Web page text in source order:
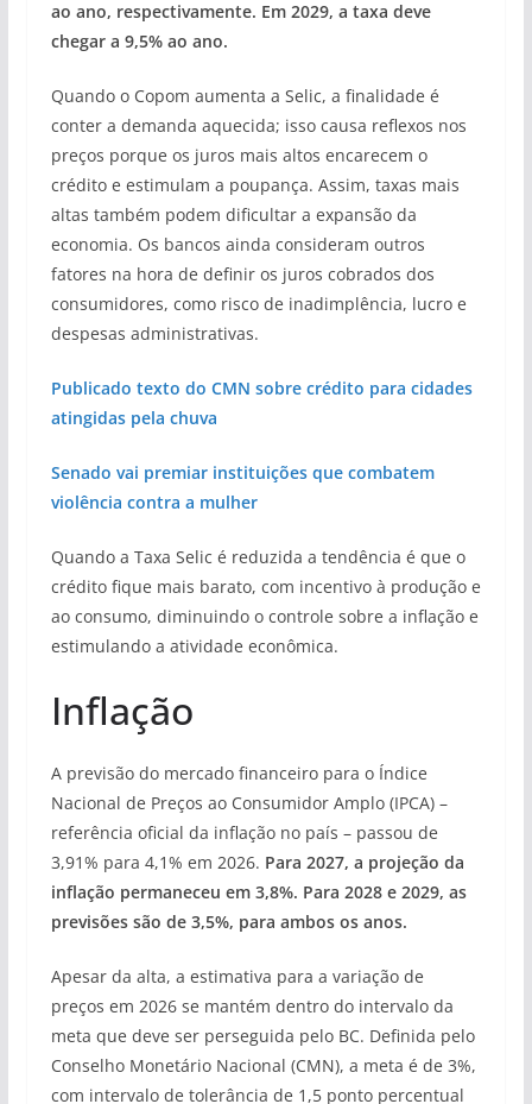
ao ano, respectivamente. Em 2029, a taxa deve
chegar a 9,5% ao ano.
Quando o Copom aumenta a Selic, a finalidade é
conter a demanda aquecida; isso causa reflexos nos
preços porque os juros mais altos encarecem o
crédito e estimulam a poupança. Assim, taxas mais
altas também podem dificultar a expansão da
economia. Os bancos ainda consideram outros
fatores na hora de definir os juros cobrados dos
consumidores, como risco de inadimplência, lucro e
despesas administrativas.
Publicado texto do CMN sobre crédito para cidades
atingidas pela chuva
Senado vai premiar instituições que combatem
violência contra a mulher
Quando a Taxa Selic é reduzida a tendência é que o
crédito fique mais barato, com incentivo à produção e
ao consumo, diminuindo o controle sobre a inflação e
estimulando a atividade econômica.
Inflação
A previsão do mercado financeiro para o Índice
Nacional de Preços ao Consumidor Amplo (IPCA) –
referência oficial da inflação no país – passou de
3,91% para 4,1% em 2026. Para 2027, a projeção da
inflação permaneceu em 3,8%. Para 2028 e 2029, as
previsões são de 3,5%, para ambos os anos.
Apesar da alta, a estimativa para a variação de
preços em 2026 se mantém dentro do intervalo da
meta que deve ser perseguida pelo BC. Definida pelo
Conselho Monetário Nacional (CMN), a meta é de 3%,
com intervalo de tolerância de 1,5 ponto percentual